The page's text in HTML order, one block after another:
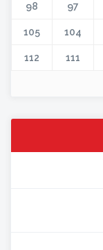
97
98
104
105
111
112